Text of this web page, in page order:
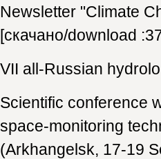
Newsletter "Climate
[скачано/download
VII all-Russian
Scientific conference
space-monitoring
(Аrkhangelsk, 17-19